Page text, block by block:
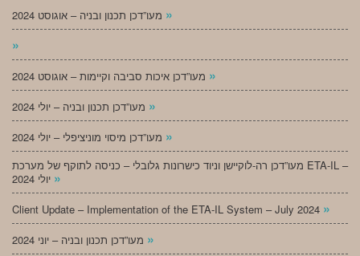
»
»
»
»
»
מעו”דכן רה-לוקיישן וניוד כישרונות גלובלי – כניסה לתוקף של מערכת ETA-IL –
»
Client Update – Implementation of the ETA-IL System – July 2024 »
»